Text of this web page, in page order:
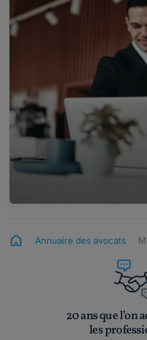
Annuaire des avocats
20 ans que l’on
les